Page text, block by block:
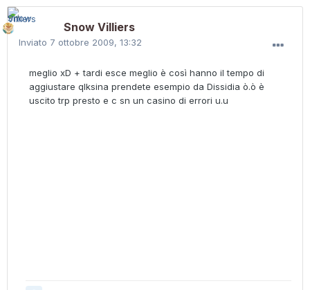
Snow Villiers
Inviato 7 ottobre 2009, 13:32
meglio xD + tardi esce meglio è così hanno il tempo di
aggiustare qlksina prendete esempio da Dissidia ò.ò è
uscito trp presto e c sn un casino di errori u.u